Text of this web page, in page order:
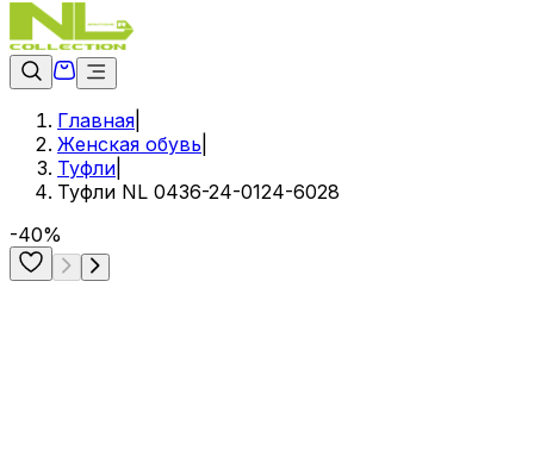
Главная
Женская обувь
Туфли
Туфли NL 0436-24-0124-6028
-40%